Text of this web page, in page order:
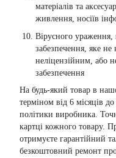
матеріалів та
живлення, носіїв
Вірусного
забезпечення, яке
неліцензійним, або
забезпечення
На будь-який товар в
терміном від 6 місяців
політики виробника.
картці кожного товару.
отримуєте гарантійний
безкоштовний ремонт